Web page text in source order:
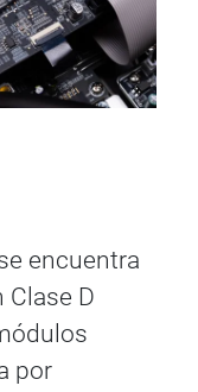
encuentra
Clase D
por